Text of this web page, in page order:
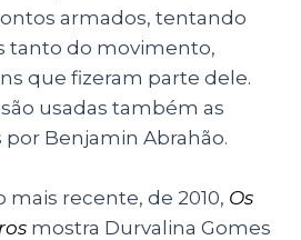
armados, tentando
tanto do movimento,
que fizeram parte dele.
usadas também as
Benjamin Abrahão.
recente, de 2010, Os
mostra Durvalina Gomes